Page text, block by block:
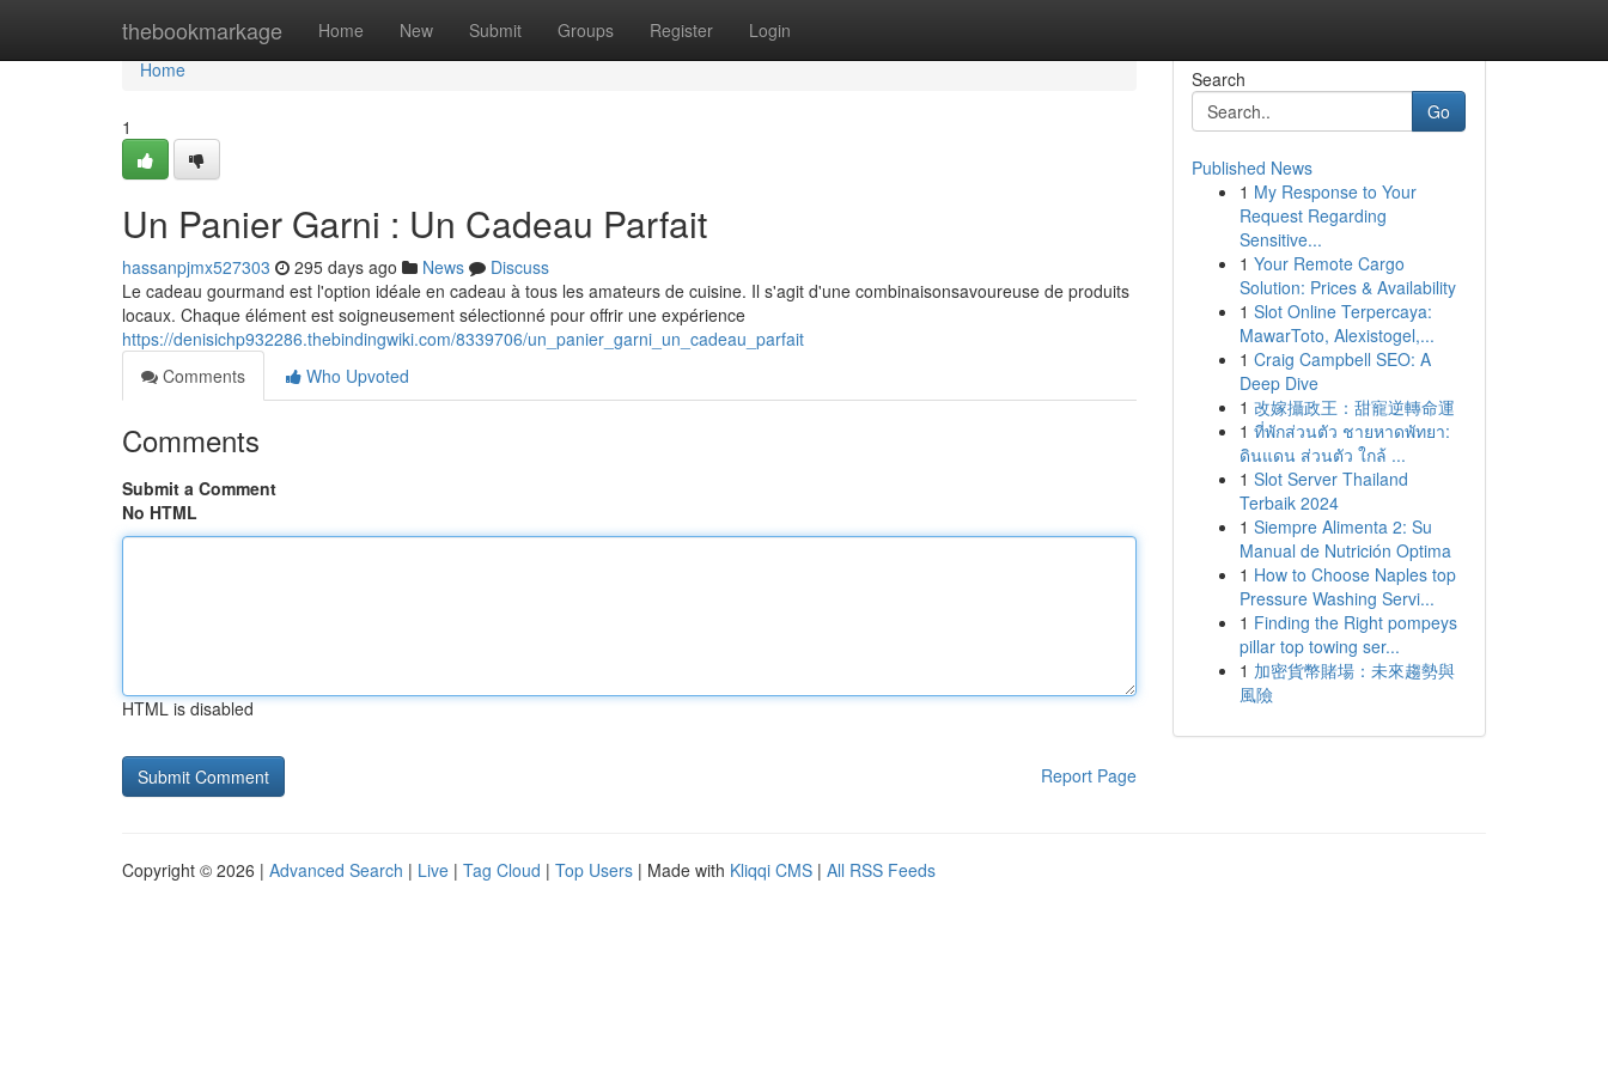
thebookmarkage Home New Submit Groups Register Login
Home
Home
1
Un Panier Garni : Un Cadeau Parfait
hassanpjmx527303 295 days ago News
Discuss
Le cadeau gourmand est l'option idéale en cadeau à tous les amateurs de cuisine. Il s'agit d'une combinaisonsavoureuse de produits
locaux. Chaque élément est soigneusement sélectionné pour offrir une expérience
https://denisichp932286.thebindingwiki.com/8339706/un_panier_garni_un_cadeau_parfait
Comments
Who Upvoted
Comments
Submit a Comment
No HTML
HTML is disabled
Report Page
Search
Go
Published News
1 My Response to Your
Request Regarding
Sensitive...
1 Your Remote Cargo
Solution: Prices & Availability
1 Slot Online Terpercaya:
MawarToto, Alexistogel,...
1 Craig Campbell SEO: A
Deep Dive
1 改嫁攝政王：甜寵逆轉命運
1 ที่พักส่วนตัว ชายหาดพัทยา:
ดินแดน ส่วนตัว ใกล้ ...
1 Slot Server Thailand
Terbaik 2024
1 Siempre Alimenta 2: Su
Manual de Nutrición Optima
1 How to Choose Naples top
Pressure Washing Servi...
1 Finding the Right pompeys
pillar top towing ser...
1 加密貨幣賭場：未來趨勢與
風險
Copyright © 2026 | Advanced Search | Live | Tag Cloud | Top Users | Made with Kliqqi CMS | All RSS Feeds